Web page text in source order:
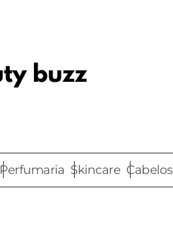
Perfumaria Skincare Cabelos